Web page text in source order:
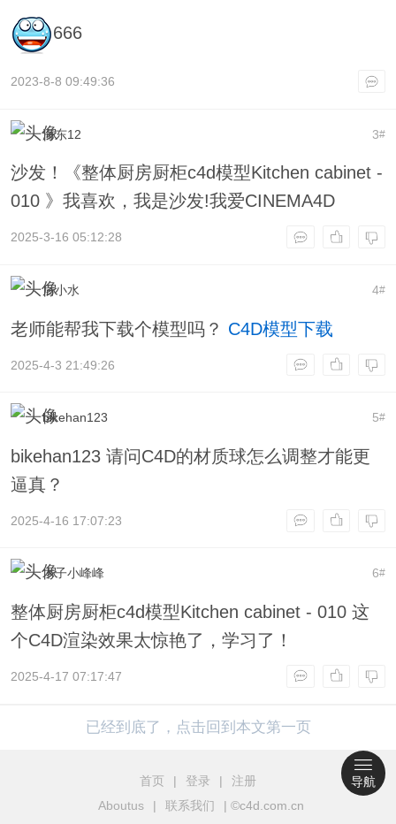
666
2023-8-8 09:49:36
3#
海东12
沙发！《整体厨房厨柜c4d模型Kitchen cabinet -
010 》我喜欢，我是沙发!我爱CINEMA4D
2025-3-16 05:12:28
4#
后小水
老师能帮我下载个模型吗？ C4D模型下载
2025-4-3 21:49:26
5#
bikehan123
bikehan123 请问C4D的材质球怎么调整才能更
逼真？
2025-4-16 17:07:23
6#
木子小峰峰
整体厨房厨柜c4d模型Kitchen cabinet - 010 这
个C4D渲染效果太惊艳了，学习了！
2025-4-17 07:17:47
已经到底了，点击回到本文第一页
首页 | 登录 |
注册
Aboutus
| 联系我们 | ©c4d.com.cn
导航